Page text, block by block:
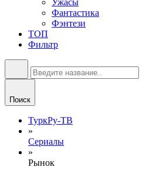
Ужасы
Фантастика
Фэнтези
ТОП
Фильтр
Поиск
ТуркРу-ТВ
»
Сериалы
»
Рынок